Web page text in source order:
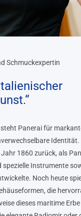
Schmuckexpertin
Panerai für
Identität.
1860 zurück, als
Instrumente
Noch heute
die
dieses maritime